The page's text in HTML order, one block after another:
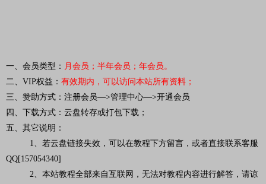
一、会员类型： 月会员；半年会员；年会员。
二、VIP权益： 有效期内，可以访问本站所有资料 ；
三、赞助方式：注册会员—>管理中心—>开通会员
四、下载方式：云盘转存或打包下载；
五、其它说明：
1、若云盘链接失效，可以在教程下方留言，或者直接联系客服
QQ[157054340]
2、本站教程全部来自互联网，无法对教程内容进行解答，请谅